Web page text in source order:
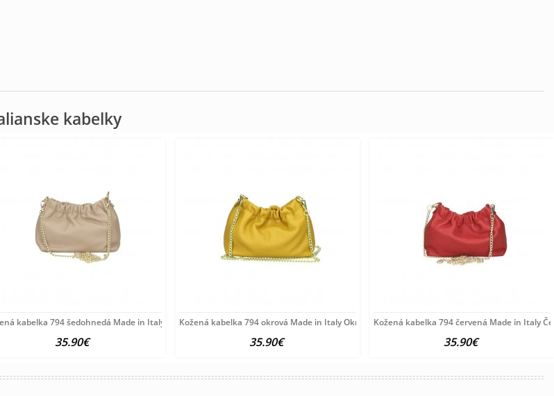
kabelky
kabelka 794 šedohnedá Made in Italy Šedohnedá
35.90€
Kožená kabelka 794 okrová Made in Italy Okrová
35.90€
Kožená kabelka 794 červená Made in Italy
35.90€